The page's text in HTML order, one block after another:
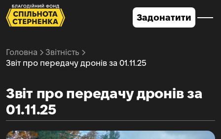
Задонатити
Головна
Звітність
Звіт про передачу дронів за 01.11.25
Звіт про передачу дронів за
01.11.25